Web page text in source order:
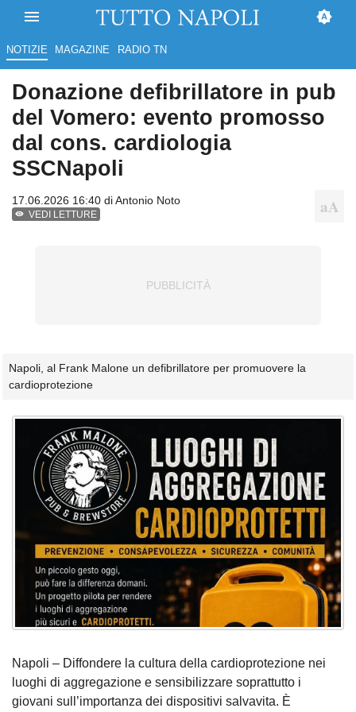
NOTIZIE MAGAZINE RADIO TN
Donazione defibrillatore in pub
del Vomero: evento promosso
dal cons. cardiologia
SSCNapoli
17.06.2026 16:40 diAntonio Noto
VEDI LETTURE
Napoli, al Frank Malone un defibrillatore per promuovere la
cardioprotezione
Napoli – Diffondere la cultura della cardioprotezione nei
luoghi di aggregazione e sensibilizzare soprattutto i
giovani sull’importanza dei dispositivi salvavita. È